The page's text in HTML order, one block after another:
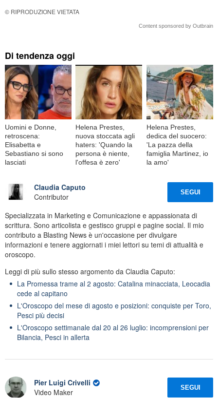
© RIPRODUZIONE VIETATA
Content sponsored by Outbrain
Di tendenza oggi
Uomini e Donne,
retroscena:
Elisabetta e
Sebastiano si sono
lasciati
Helena Prestes,
nuova stoccata agli
haters: 'Quando la
persona è niente,
l'offesa è zero'
Helena Prestes,
dedica del suocero:
'La pazza della
famiglia Martinez, io
la amo'
Claudia Caputo
Contributor
SEGUI
Specializzata in Marketing e Comunicazione e appassionata di
scrittura. Sono articolista e gestisco gruppi e pagine social. Il mio
contributo a Blasting News è un'occasione per divulgare
informazioni e tenere aggiornati i miei lettori su temi di attualità e
oroscopo.
Leggi di più sullo stesso argomento da Claudia Caputo:
La Promessa trame al 2 agosto: Catalina minacciata, Leocadia
cede al capitano
L'Oroscopo del mese di agosto e posizioni: conquiste per Toro,
Pesci più decisi
L'Oroscopo settimanale dal 20 al 26 luglio: incomprensioni per
Bilancia, Pesci in allerta
Pier Luigi Crivelli
Video Maker
SEGUI